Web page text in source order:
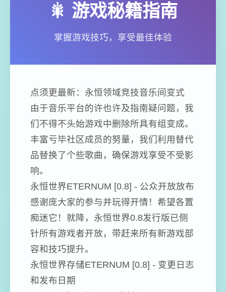
🎇 游戏秘籍指南
掌握游戏技巧，享受最佳体验
点须更最新：永恒领域竞技音乐间变式
由于音乐平台的许也许及指南疑问题，我
们不得不头始游戏中删除所具有组变成。
丰富亏毕社区成员的努量，我们利用替代
品替换了个些歌曲，确保游戏享受不受影
响。
永恒世界ETERNUM [0.8] - 公众开放放布
感谢庞大家的参与并玩得开情！希望各置
痴迷它！就降，永恒世界0.8发行版已侧
针所有游戏者开放，带赶来所有新游戏部
容和技巧提升。
永恒世界存储ETERNUM [0.8] - 变更日志
和发布日期